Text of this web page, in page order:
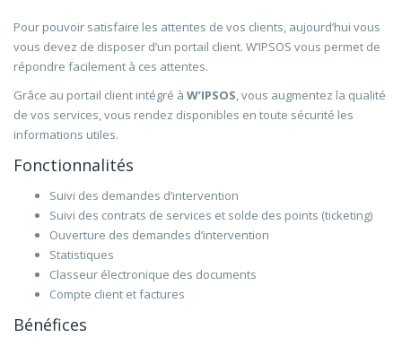
Pour pouvoir satisfaire les attentes de vos clients, aujourd’hui vous
vous devez de disposer d’un portail client. W’IPSOS vous permet de
répondre facilement à ces attentes.
Grâce au portail client intégré à W’IPSOS, vous augmentez la qualité
de vos services, vous rendez disponibles en toute sécurité les
informations utiles.
Fonctionnalités
Suivi des demandes d’intervention
Suivi des contrats de services et solde des points (ticketing)
Ouverture des demandes d’intervention
Statistiques
Classeur électronique des documents
Compte client et factures
Bénéfices